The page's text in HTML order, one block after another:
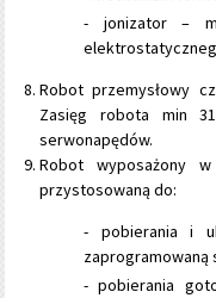
- jonizator –
Robot przemysłowy
Zasięg robota min
serwonapędów.
Robot wyposażony w
przystosowaną do:
- pobierania i
zaprogramowaną
- pobierania